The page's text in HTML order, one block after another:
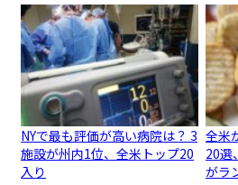
NYで最も評価が高い病院は？ 3
施設が州内1位、全米トップ20
入り
全米
20選
がラ